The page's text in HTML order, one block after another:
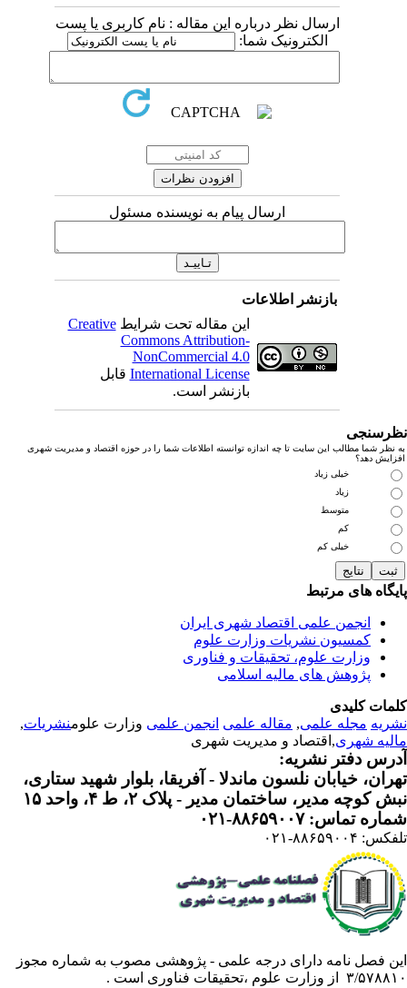
ارسال نظر درباره این مقاله : نام کاربری یا پست
الکترونیک شما:
ارسال پیام به نویسنده مسئول
بازنشر اطلاعات
این مقاله تحت شرایطCreative
Commons Attribution-
NonCommercial 4.0
International Licenseقابل
بازنشر است.
نظر شما مطالب این سایت تا چه اندازه توانسته اطلاعات شما را در حوزه اقتصاد و مدیریت شهری
دهد؟
خیلی زیاد
زیاد
متوسط
خیلی کم
های مرتبط
انجمن علمی اقتصاد شهری ایران
کمسیون نشریات وزارت علوم
وزارت علوم، تحقیقات و فناوری
پژوهش های مالیه اسلامی
کلیدی
مجله علمی, مقاله علمی انجمن علمیوزارت علومنشریات,
شهری ,اقتصاد و مدیریت شهری
دفتر نشریه:
خیابان نلسون ماندلا - آفریقا، بلوار شهید ستاری،
کوچه مدیر، ساختمان مدیر - پلاک ۲، ط ۴، واحد ۱۵
تماس: ۸۸۶۵۹۰۰۷-۰۲۱
۸۸۶۵۹۰۰۴-۰۲۱
فصل نامه دارای درجه علمی - پژوهشی مصوب به شماره مجوز
وزارت علوم ،تحقیقات فناوری است .